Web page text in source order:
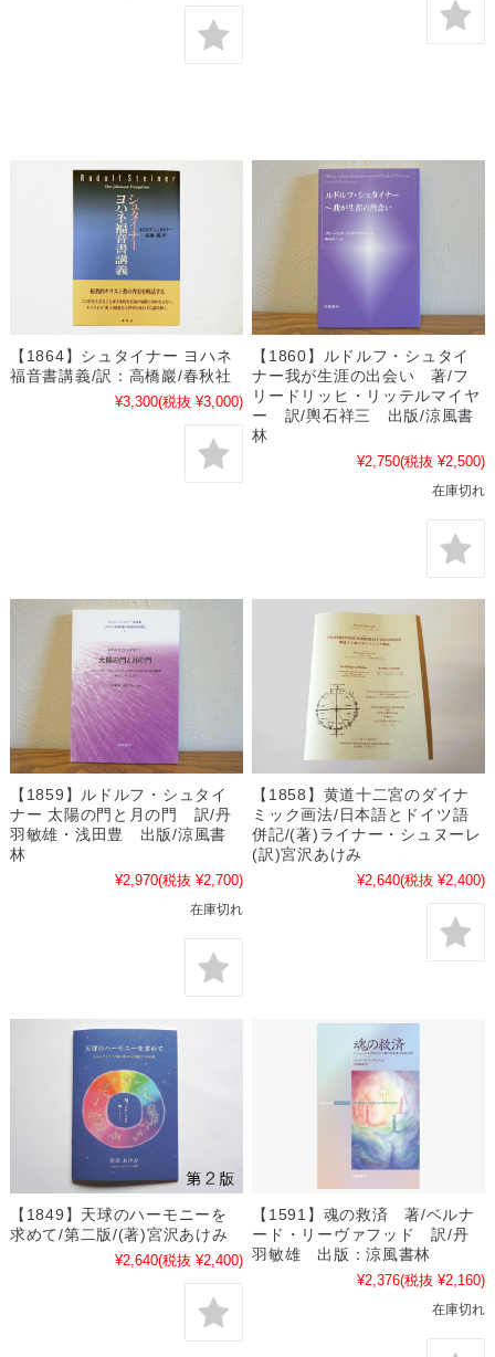
【1864】シュタイナー ヨハネ
福音書講義/訳：高橋巖/春秋社
¥3,300(税抜 ¥3,000)
【1860】ルドルフ・シュタイ
ナー我が生涯の出会い 著/フ
リードリッヒ・リッテルマイヤ
ー 訳/輿石祥三 出版/涼風書
林
¥2,750(税抜 ¥2,500)
在庫切れ
【1859】ルドルフ・シュタイ
ナー 太陽の門と月の門 訳/丹
羽敏雄・浅田豊 出版/涼風書
林
¥2,970(税抜 ¥2,700)
在庫切れ
【1858】黄道十二宮のダイナ
ミック画法/日本語とドイツ語
併記/(著)ライナー・シュヌーレ
(訳)宮沢あけみ
¥2,640(税抜 ¥2,400)
【1849】天球のハーモニーを
求めて/第二版/(著)宮沢あけみ
¥2,640(税抜 ¥2,400)
【1591】魂の救済 著/ベルナ
ード・リーヴァフッド 訳/丹
羽敏雄 出版：涼風書林
¥2,376(税抜 ¥2,160)
在庫切れ